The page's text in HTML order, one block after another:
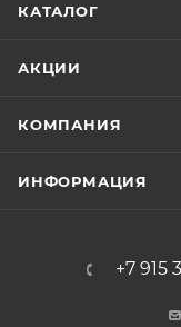
КАТАЛОГ
АКЦИИ
КОМПАНИЯ
ИНФОРМАЦИЯ
+7 915